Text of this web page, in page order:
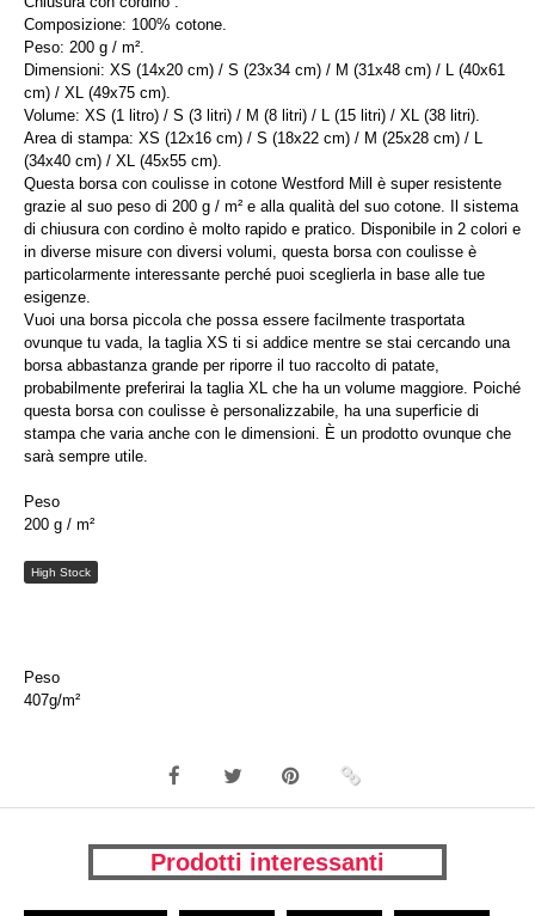
Composizione: 100% cotone.
Peso: 200 g / m².
Dimensioni: XS (14x20 cm) / S (23x34 cm) / M (31x48 cm) / L (40x61
cm) / XL (49x75 cm).
Volume: XS (1 litro) / S (3 litri) / M (8 litri) / L (15 litri) / XL (38 litri).
Area di stampa: XS (12x16 cm) / S (18x22 cm) / M (25x28 cm) / L
(34x40 cm) / XL (45x55 cm).
Questa borsa con coulisse in cotone Westford Mill è super resistente
grazie al suo peso di 200 g / m² e alla qualità del suo cotone. Il sistema
di chiusura con cordino è molto rapido e pratico. Disponibile in 2 colori e
in diverse misure con diversi volumi, questa borsa con coulisse è
particolarmente interessante perché puoi sceglierla in base alle tue
esigenze.
Vuoi una borsa piccola che possa essere facilmente trasportata
ovunque tu vada, la taglia XS ti si addice mentre se stai cercando una
borsa abbastanza grande per riporre il tuo raccolto di patate,
probabilmente preferirai la taglia XL che ha un volume maggiore. Poiché
questa borsa con coulisse è personalizzabile, ha una superficie di
stampa che varia anche con le dimensioni. È un prodotto ovunque che
sarà sempre utile.
Peso
200 g / m²
High Stock
Peso
407g/m²
Prodotti interessanti